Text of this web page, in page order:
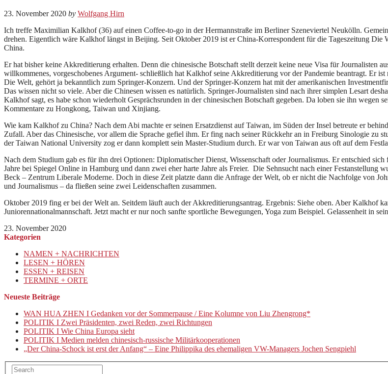
23. November 2020 by Wolfgang Hirn
Ich treffe Maximilian Kalkhof (36) auf einen Coffee-to-go in der Hermannstraße im Berliner Szeneviertel Neukölln.
drehen. Eigentlich wäre Kalkhof längst in Beijing. Seit Oktober 2019 ist er China-Korrespondent für die Tageszeitung
China.
Er hat bisher keine Akkreditierung erhalten. Denn die chinesische Botschaft stellt derzeit keine neue Visa für Journalisten
willkommenes, vorgeschobenes Argument- schließlich hat Kalkhof seine Akkreditierung vor der Pandemie beantragt. Er
Die Welt, gehört ja bekanntlich zum Springer-Konzern. Und der Springer-Konzern hat mit der amerikanischen
Das wissen nicht so viele. Aber die Chinesen wissen es natürlich. Springer-Journalisten sind nach ihrer simplen Lesart
Kalkhof sagt, es habe schon wiederholt Gesprächsrunden in der chinesischen Botschaft gegeben. Da loben sie ihn wegen
Kommentare zu Hongkong, Taiwan und Xinjiang.
Wie kam Kalkhof zu China? Nach dem Abi machte er seinen Ersatzdienst auf Taiwan, im Süden der Insel betreute er
Zufall. Aber das Chinesische, vor allem die Sprache gefiel ihm. Er fing nach seiner Rückkehr an in Freiburg Sinologie zu
der Taiwan National University zog er dann komplett sein Master-Studium durch. Er war von Taiwan aus oft auf dem
Nach dem Studium gab es für ihn drei Optionen: Diplomatischer Dienst, Wissenschaft oder Journalismus. Er entschied
Jahre bei Spiegel Online in Hamburg und dann zwei eher harte Jahre als Freier. Die Sehnsucht nach einer Festanstellung
Beck – Zentrum Liberale Moderne. Doch in diese Zeit platzte dann die Anfrage der Welt, ob er nicht die Nachfolge von
und Journalismus – da fließen seine zwei Leidenschaften zusammen.
Oktober 2019 fing er bei der Welt an. Seitdem läuft auch der Akkreditierungsantrag. Ergebnis: Siehe oben. Aber Kalkhof
Juniorennationalmannschaft. Jetzt macht er nur noch sanfte sportliche Bewegungen, Yoga zum Beispiel. Gelassenheit in
23. November 2020
Kategorien
NAMEN + NACHRICHTEN
LESEN + HÖREN
ESSEN + REISEN
TERMINE + ORTE
Neueste Beiträge
WAN HUA ZHEN I Gedanken vor der Sommerpause / Eine Kolumne von Liu Zhengrong*
POLITIK I Zwei Präsidenten, zwei Reden, zwei Richtungen
POLITIK I Wie China Europa sieht
POLITIK I Medien melden chinesisch-russische Militärkooperationen
„Der China-Schock ist erst der Anfang“ – Eine Philippika des ehemaligen VW-Managers Jochen Sengpiehl